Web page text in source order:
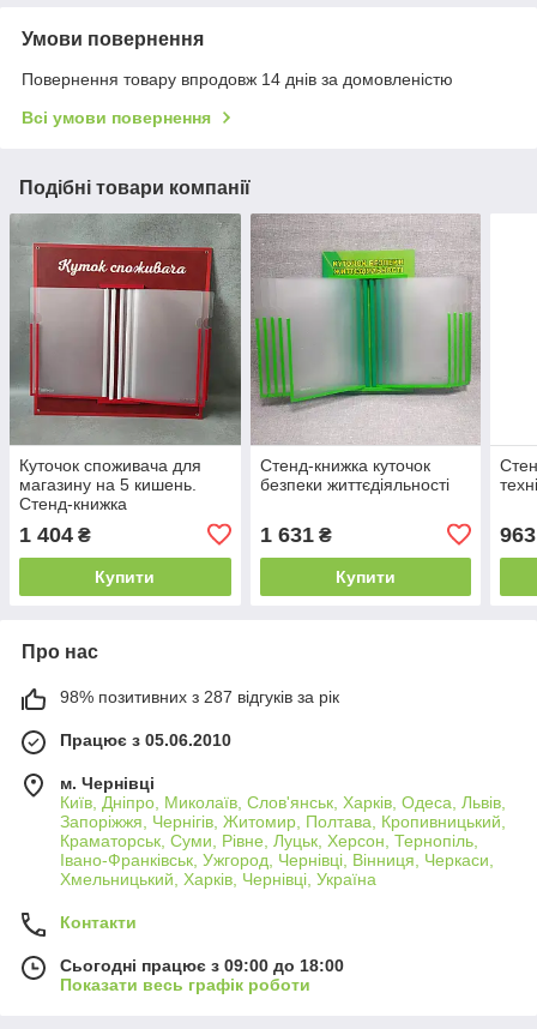
Умови повернення
Повернення товару впродовж 14 днів за домовленістю
Всі умови повернення
Подібні товари компанії
Куточок споживача для
магазину на 5 кишень.
Стенд-книжка
1 404 ₴
Купити
Стенд-книжка куточок
безпеки життєдіяльності
1 631₴
Купити
963
Про нас
98% позитивних з 287 відгуків за рік
Працює з 05.06.2010
м. Чернівці
Київ, Дніпро, Миколаїв, Слов'янськ, Харків, Одеса, Львів,
Запоріжжя, Чернігів, Житомир, Полтава, Кропивницький,
Краматорськ, Суми, Рівне, Луцьк, Херсон, Тернопіль,
Івано-Франківськ, Ужгород, Чернівці, Вінниця, Черкаси,
Хмельницький, Харків, Чернівці, Україна
Контакти
Сьогодні працює з 09:00 до 18:00
Показати весь графік роботи